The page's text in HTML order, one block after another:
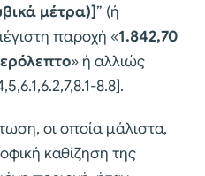
μέτρα)]” (ή
παροχή «1.842,70
» ή αλλιώς
8.8].
οι οποία μάλιστα,
καθίζηση της